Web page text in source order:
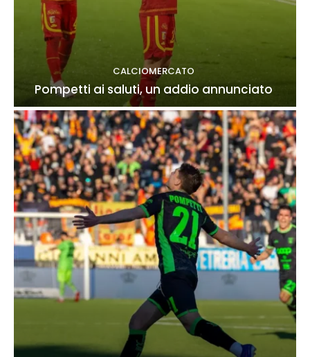
CALCIOMERCATO
Pompetti ai saluti, un addio annunciato